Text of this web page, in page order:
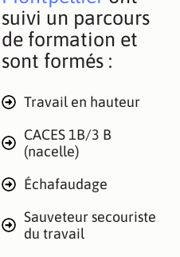
suivi un parcours
de formation et
sont formés :
Travail en hauteur
CACES 1B/3 B
(nacelle)
Échafaudage
Sauveteur secouriste
du travail